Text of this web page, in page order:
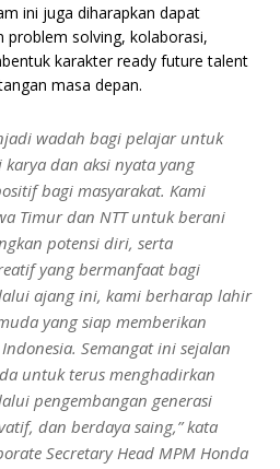
ini juga diharapkan dapat
problem solving, kolaborasi,
karakter ready future talent
masa depan.
wadah bagi pelajar untuk
dan aksi nyata yang
bagi masyarakat. Kami
Timur dan NTT untuk berani
potensi diri, serta
yang bermanfaat bagi
ajang ini, kami berharap lahir
yang siap memberikan
Semangat ini sejalan
untuk terus menghadirkan
pengembangan generasi
dan berdaya saing,” kata
Secretary Head MPM Honda